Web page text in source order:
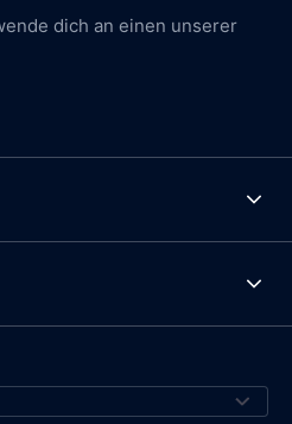
dich an einen unserer